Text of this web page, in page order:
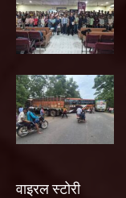
वाइरल स्टोरी